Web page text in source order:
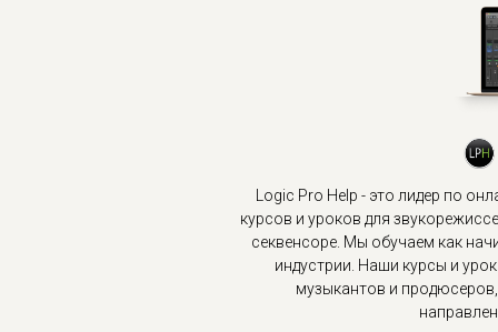
Logic Pro Help - это лидер по
курсов и уроков для
секвенсоре. Мы обучаем как
индустрии. Наши курсы и
музыкантов и